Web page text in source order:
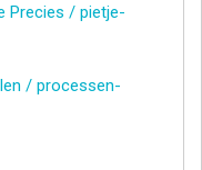
Precies / pietje-
/ processen-